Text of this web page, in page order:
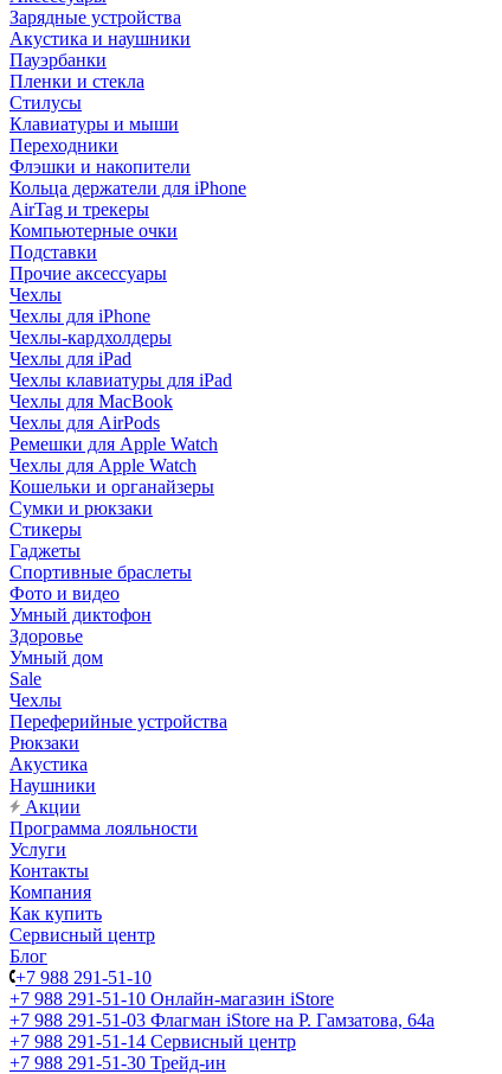
Зарядные устройства
Акустика и наушники
Пауэрбанки
Пленки и стекла
Стилусы
Клавиатуры и мыши
Переходники
Флэшки и накопители
Кольца держатели для iPhone
AirTag и трекеры
Компьютерные очки
Подставки
Прочие аксессуары
Чехлы
Чехлы для iPhone
Чехлы-кардхолдеры
Чехлы для iPad
Чехлы клавиатуры для iPad
Чехлы для MacBook
Чехлы для AirPods
Ремешки для Apple Watch
Чехлы для Apple Watch
Кошельки и органайзеры
Сумки и рюкзаки
Стикеры
Гаджеты
Спортивные браслеты
Фото и видео
Умный диктофон
Здоровье
Умный дом
Sale
Чехлы
Переферийные устройства
Рюкзаки
Акустика
Наушники
Акции
Программа лояльности
Услуги
Контакты
Компания
Как купить
Сервисный центр
Блог
+7 988 291-51-10
+7 988 291-51-10 Онлайн-магазин iStore
+7 988 291-51-03 Флагман iStore на Р. Гамзатова, 64а
+7 988 291-51-14 Сервисный центр
+7 988 291-51-30 Трейд-ин